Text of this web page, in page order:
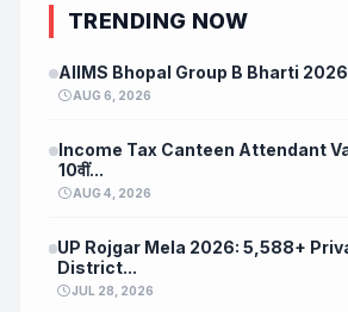
TRENDING NOW
AIIMS Bhopal Group B Bharti 2026:
AUG 6, 2026
Income Tax Canteen Attendant
10वीं...
AUG 4, 2026
UP Rojgar Mela 2026: 5,588+
District...
JUL 28, 2026